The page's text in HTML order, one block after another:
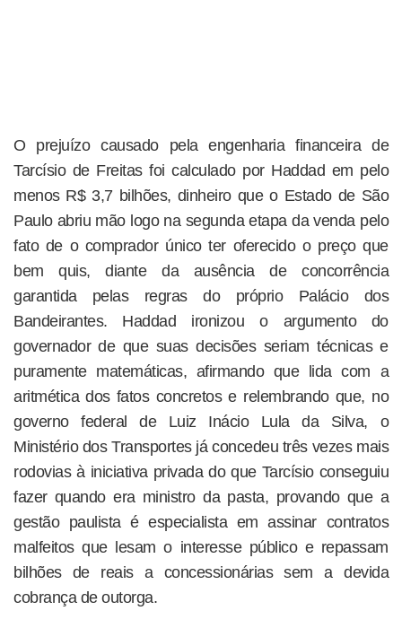
O prejuízo causado pela engenharia financeira de
Tarcísio de Freitas foi calculado por Haddad em pelo
menos R$ 3,7 bilhões, dinheiro que o Estado de São
Paulo abriu mão logo na segunda etapa da venda pelo
fato de o comprador único ter oferecido o preço que
bem quis, diante da ausência de concorrência
garantida pelas regras do próprio Palácio dos
Bandeirantes. Haddad ironizou o argumento do
governador de que suas decisões seriam técnicas e
puramente matemáticas, afirmando que lida com a
aritmética dos fatos concretos e relembrando que, no
governo federal de Luiz Inácio Lula da Silva, o
Ministério dos Transportes já concedeu três vezes mais
rodovias à iniciativa privada do que Tarcísio conseguiu
fazer quando era ministro da pasta, provando que a
gestão paulista é especialista em assinar contratos
malfeitos que lesam o interesse público e repassam
bilhões de reais a concessionárias sem a devida
cobrança de outorga.